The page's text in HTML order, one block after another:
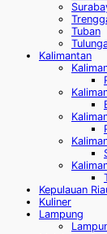
Tuban
Kalimantan
Kepulauan
Kuliner
Lampung